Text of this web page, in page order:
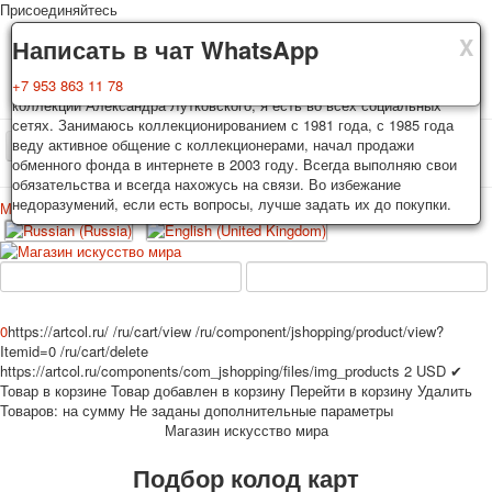
X
Доставка
Колоды, почтовые открытки тщательно упаковываются и
отправляются в течении 3-4 рабочих дней после оплаты.
Исключение: репринт под заказ, такие колоды карт отправляются в
течении 7-8 рабочих дней. Отправка осуществляется почтой России
с треком отслеживания. Цена пересылки зависит от веса и тарифов
почты на момент покупки. По желанию покупателя возможна
отправка СДЕК или другими транспортными компаниями.
X
Гарантия
Вы покупаете колоды игральных карт, почтовые открытки из частной
коллекции Александра Лутковского, я есть во всех социальных
сетях. Занимаюсь коллекционированием с 1981 года, с 1985 года
веду активное общение с коллекционерами, начал продажи
обменного фонда в интернете в 2003 году. Всегда выполняю свои
обязательства и всегда нахожусь на связи. Во избежание
недоразумений, если есть вопросы, лучше задать их до покупки.
X
Написать в чат WhatsApp
+7 953 863 11 78
Присоединяйтесь
TPL_PROTOSTAR_TOGGLE_MENU
Главная Игральные карты Открытки
Меню
Главная
Игральные карты
Эротические рисунки
Рекламные
Эротические фотоколоды
Пин-ап
Политические
Войти
0https://artcol.ru/ /ru/cart/view /ru/component/jshopping/product/view?
Itemid=0 /ru/cart/delete
https://artcol.ru/components/com_jshopping/files/img_products 2 USD ✔
Товар в корзине Товар добавлен в корзину Перейти в корзину Удалить
Товаров: на сумму Не заданы дополнительные параметры
Магазин искусство мира
Подбор колод карт